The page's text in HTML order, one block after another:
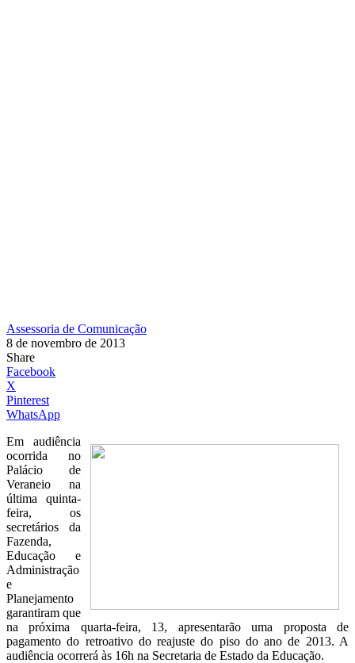
Assessoria de Comunicação
8 de novembro de 2013
Share
Facebook
X
Pinterest
WhatsApp
Em audiência
ocorrida no
Palácio de
Veraneio na
última quinta-
feira, os
secretários da
Fazenda,
Educação e
Administração
e
Planejamento
garantiram que
na próxima quarta-feira, 13, apresentarão uma proposta de
pagamento do retroativo do reajuste do piso do ano de 2013. A
audiência ocorrerá às 16h na Secretaria de Estado da Educação.